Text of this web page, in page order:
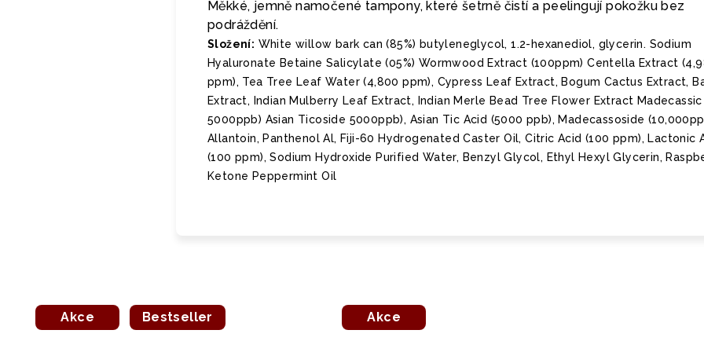
Měkké, jemně namočené tampony, které šetrně čistí a peelingují pokožku bez
podráždění.
Složení: White willow bark can (85%) butyleneglycol, 1.2-hexanediol, glycerin. Sodium
Hyaluronate Betaine Salicylate (05%) Wormwood Extract (100ppm) Centella Extract
ppm), Tea Tree Leaf Water (4,800 ppm), Cypress Leaf Extract, Bogum Cactus Extract,
Extract, Indian Mulberry Leaf Extract, Indian Merle Bead Tree Flower Extract
5000ppb) Asian Ticoside 5000ppb), Asian Tic Acid (5000 ppb), Madecassoside
Allantoin, Panthenol Al, Fiji-60 Hydrogenated Caster Oil, Citric Acid (100 ppm), Lactonic
(100 ppm), Sodium Hydroxide Purified Water, Benzyl Glycol, Ethyl Hexyl Glycerin,
Ketone Peppermint Oil
Akce Bestseller Akce